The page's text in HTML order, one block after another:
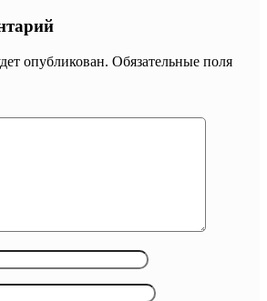
опубликован. Обязательные поля